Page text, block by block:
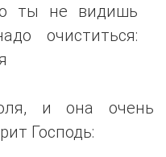
ты не видишь
очиститься:
и она очень
Господь: